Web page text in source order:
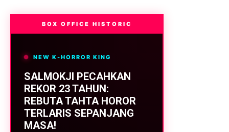
BOX OFFICE HISTORIC
NEW K-HORROR KING
SALMOKJI PECAHKAN
REKOR 23 TAHUN:
REBUTA TAHTA HOROR
TERLARIS SEPANJANG
MASA!